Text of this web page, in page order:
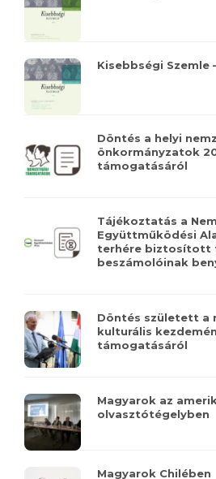
Kisebbségi Szemle
Döntés a helyi
önkormányzatok
támogatásáról
Tájékoztatás a
Együttműködési
terhére biztosított
beszámolóinak
Döntés született a
kulturális
támogatásáról
Magyarok az
olvasztótégelyben
Magyarok Chilében